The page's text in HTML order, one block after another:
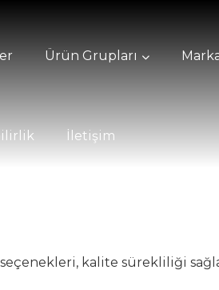
Ürün Grupları
İletişim
kalite sürekliliği